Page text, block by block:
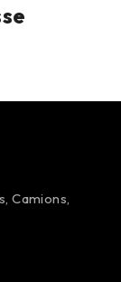
Camions,